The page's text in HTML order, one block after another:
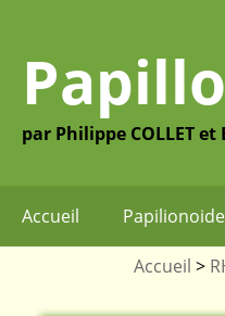
par Philippe COLLET et
Accueil
Accueil >